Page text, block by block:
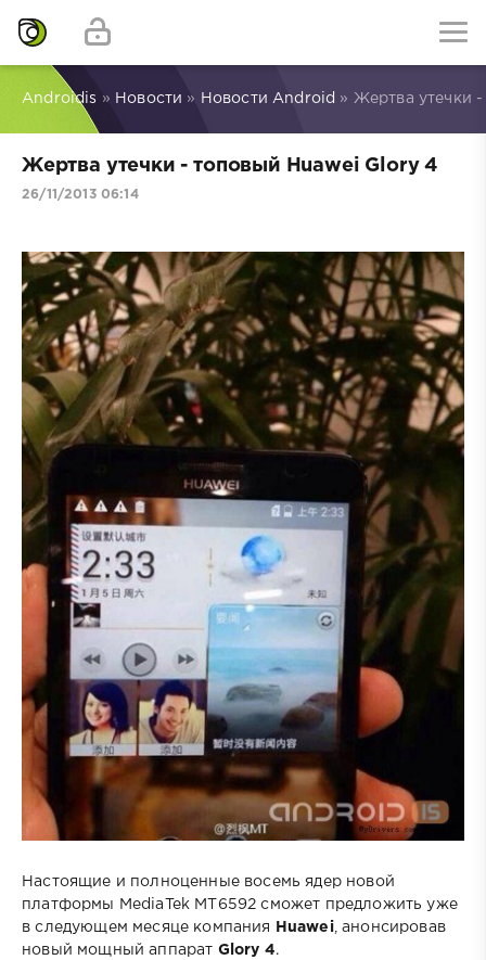
Androidis » Новости » Новости Android » Жертва утечки
Жертва утечки - топовый Huawei Glory 4
26/11/2013 06:14
Настоящие и полноценные восемь ядер новой
платформы MediaTek MT6592 сможет предложить уже
в следующем месяце компания
Huawei, анонсировав
новый мощный аппарат Glory 4.